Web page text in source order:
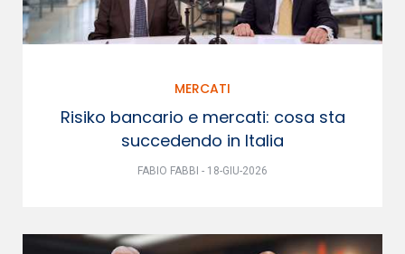
MERCATI
Risiko bancario e mercati: cosa sta
succedendo in Italia
FABIO FABBI - 18-GIU-2026